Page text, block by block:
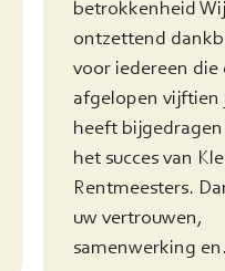
betrokkenheid
ontzettend
voor iedereen die
afgelopen vijftien
heeft
het succes van
Rentmeesters.
uw vertrouwen,
samenwerking